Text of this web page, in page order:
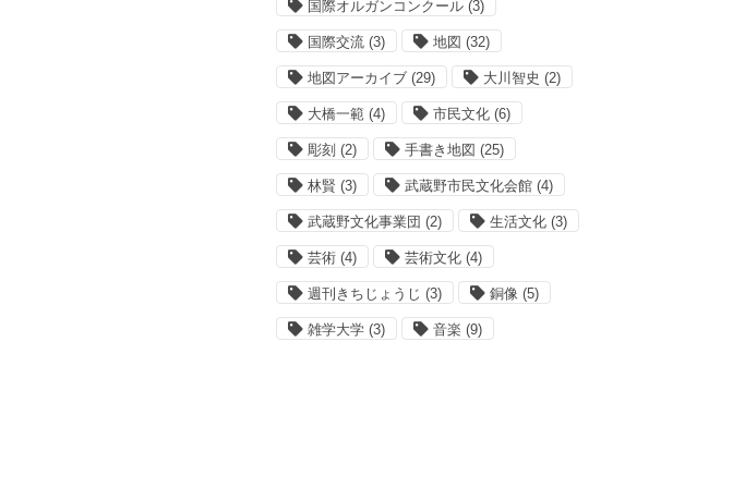
国際オルガンコンクール (3)
国際交流 (3) 地図 (32)
地図アーカイブ (29) 大川智史 (2)
大橋一範 (4) 市民文化 (6)
彫刻 (2) 手書き地図 (25)
林賢 (3) 武蔵野市民文化会館 (4)
武蔵野文化事業団 (2) 生活文化 (3)
芸術 (4) 芸術文化 (4)
週刊きちじょうじ (3) 銅像 (5)
雑学大学 (3) 音楽 (9)